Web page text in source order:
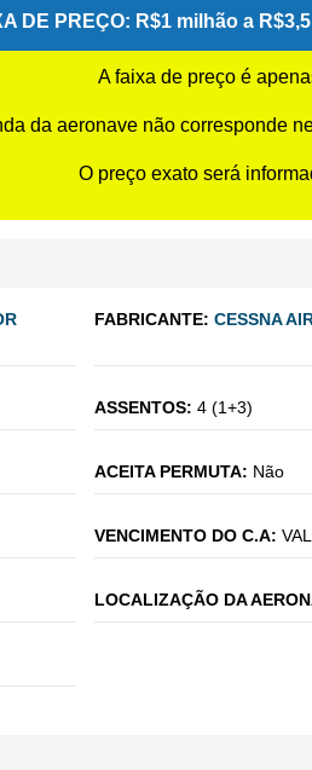
DE PREÇO: R$1 milhão a
A faixa de preço é
da aeronave não corresponde
O preço exato será
FABRICANTE: CESSNA
ASSENTOS: 4 (1+3)
ACEITA PERMUTA: Não
VENCIMENTO DO C.A:
LOCALIZAÇÃO DA